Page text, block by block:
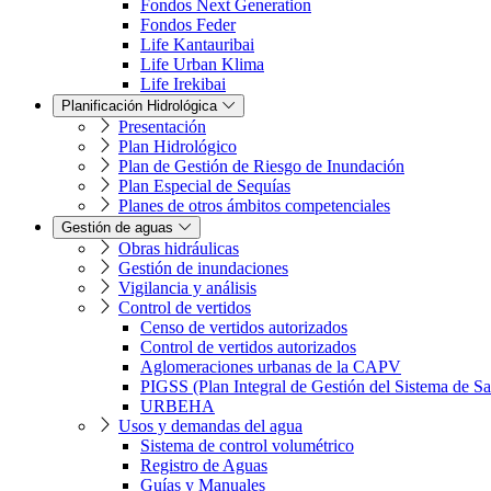
Fondos Next Generation
Fondos Feder
Life Kantauribai
Life Urban Klima
Life Irekibai
Planificación Hidrológica
Presentación
Plan Hidrológico
Plan de Gestión de Riesgo de Inundación
Plan Especial de Sequías
Planes de otros ámbitos competenciales
Gestión de aguas
Obras hidráulicas
Gestión de inundaciones
Vigilancia y análisis
Control de vertidos
Censo de vertidos autorizados
Control de vertidos autorizados
Aglomeraciones urbanas de la CAPV
PIGSS (Plan Integral de Gestión del Sistema de
URBEHA
Usos y demandas del agua
Sistema de control volumétrico
Registro de Aguas
Guías y Manuales